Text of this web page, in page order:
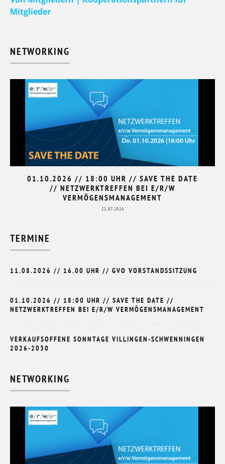
Mitglieder
NETWORKING
01.10.2026 // 18:00 UHR // SAVE THE DATE
// NETZWERKTREFFEN BEI E/R/W
VERMÖGENSMANAGEMENT
22.07.2026
TERMINE
11.08.2026 // 16.00 UHR // GVO VORSTANDSSITZUNG
01.10.2026 // 18:00 UHR // SAVE THE DATE //
NETZWERKTREFFEN BEI E/R/W VERMÖGENSMANAGEMENT
VERKAUFSOFFENE SONNTAGE VILLINGEN-SCHWENNINGEN
2026-2030
NETWORKING